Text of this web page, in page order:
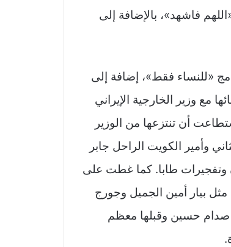
فاشهد»، بالإضافة إلى
«للنساء فقط»، إضافة إلى
مع وزير الخارجية الإيراني
أن تنتزعها من الوزير
وأمير الكويت الراحل جابر
وتفجيرات طابا. كما غطت على
تموز 2006 وحوادث اغتيال مثل بيار أمين الجميل وجورج
حسين وقبلها معظم